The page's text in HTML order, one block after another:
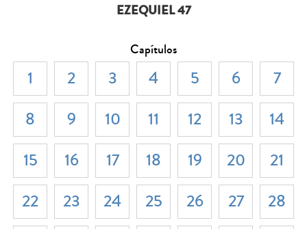
EZEQUIEL 47
Capítulos
1 2 3 4 5 6
7
8
9 10 11 12 13
14
15
16 17 18 19 20
21
22
23 24 25 26 27
28